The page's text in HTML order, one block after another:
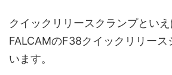
クイックリリースクランプとい
FALCAMのF38クイックリリース
います。